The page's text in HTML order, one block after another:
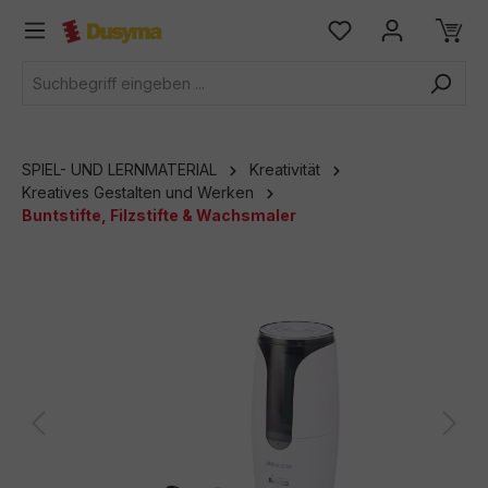
springen
SPIEL- UND LERNMATERIAL
Kreativität
Kreatives Gestalten und Werken
Buntstifte, Filzstifte & Wachsmaler